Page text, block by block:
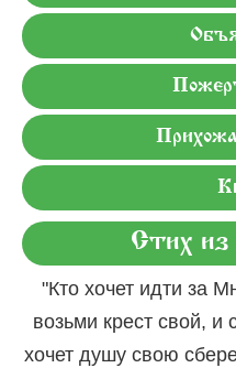
Стих из
"Кто хочет идти за
возьми крест свой,
хочет душу свою